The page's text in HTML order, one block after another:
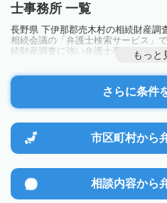
士事務所 一覧
長野県 下伊那郡売木村の相続財産調
相続会議の「弁護士検索サービス」
続財産調査に強い弁護士事務所を一
ラブルやお悩みを抱えている方は一
う。
もっと
さらに条件
市区町村から
相談内容から